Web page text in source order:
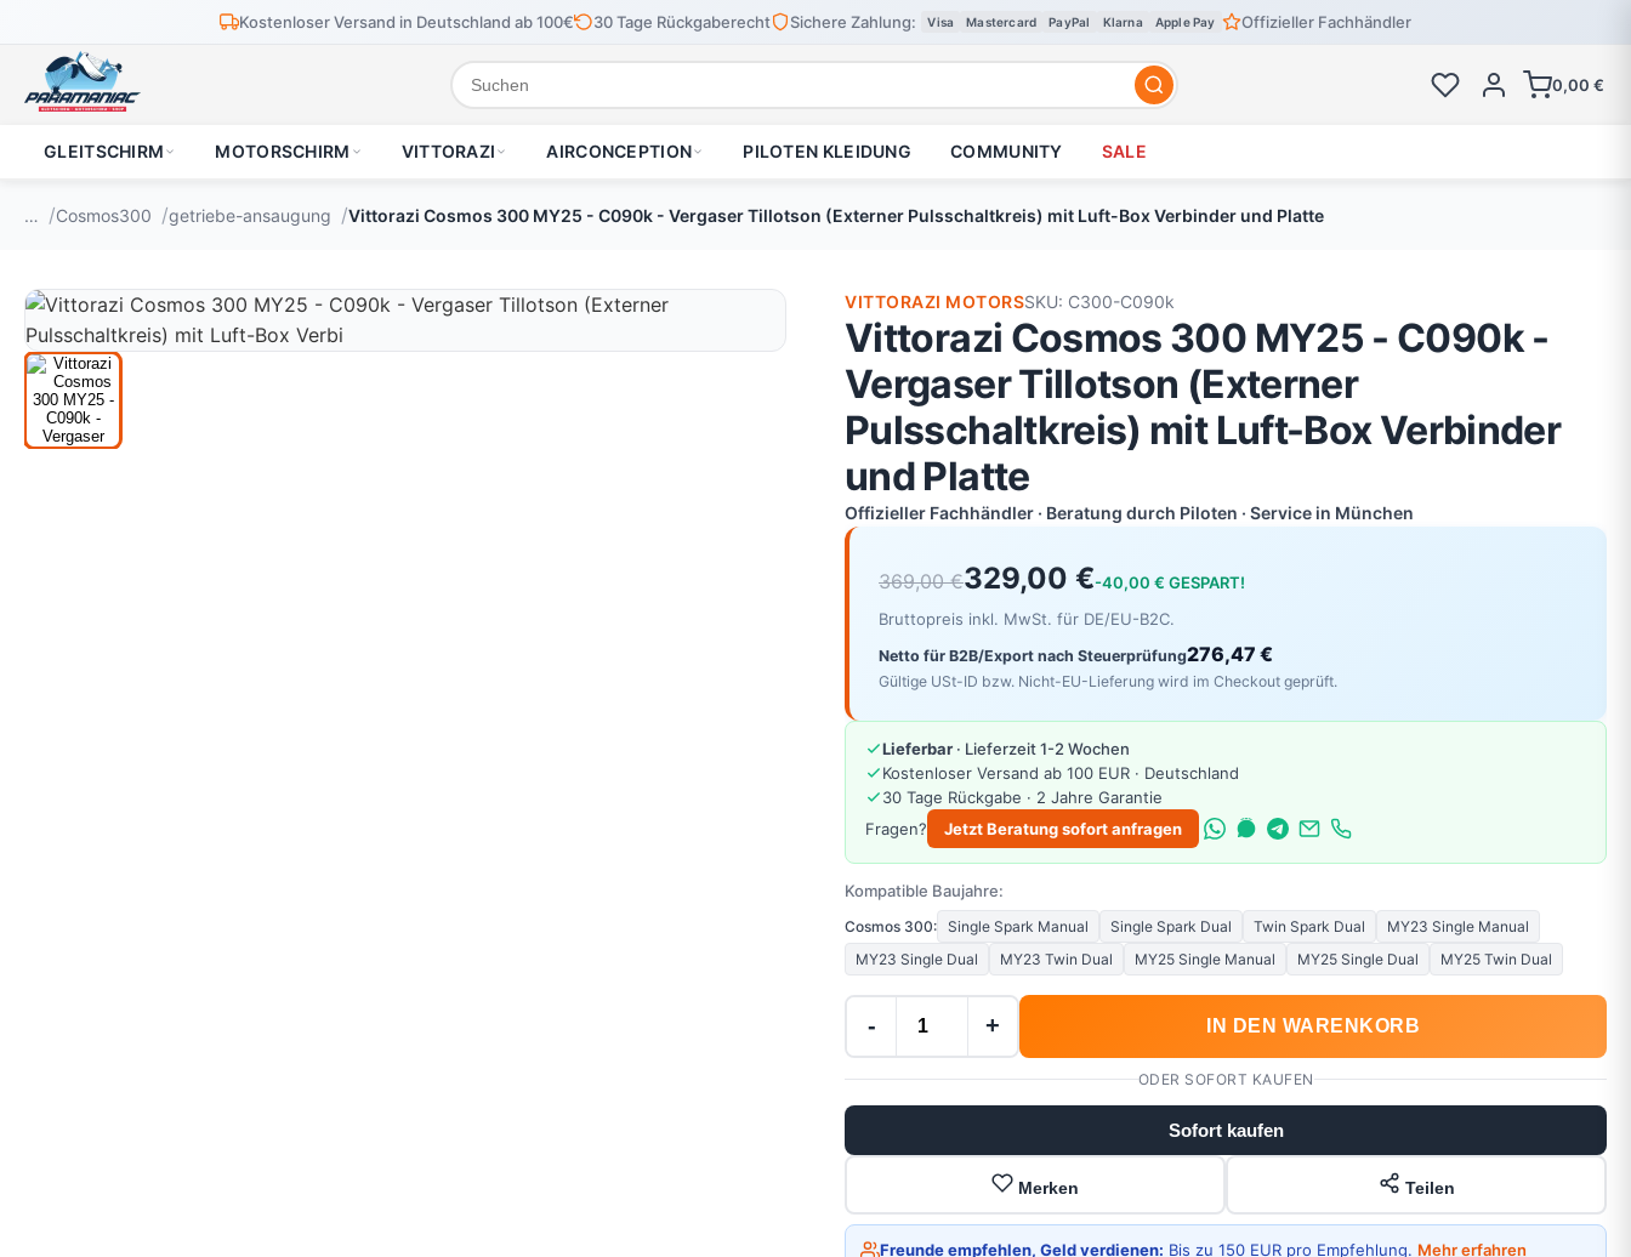
Kostenloser Versand in Deutschland ab 100€ 30 Tage Rückgaberecht Sichere Zahlung: Visa Mastercard PayPal Klarna Apple Pay Offizieller Fachhändler
0,00 €
GLEITSCHIRM MOTORSCHIRM VITTORAZI AIRCONCEPTION PILOTEN KLEIDUNG COMMUNITY SALE
… Cosmos300 getriebe-ansaugung Vittorazi Cosmos 300 MY25 - C090k - Vergaser Tillotson (Externer Pulsschaltkreis) mit Luft-Box Verbinder und Platte
VITTORAZI MOTORSSKU: C300-C090k
Vittorazi Cosmos 300 MY25 - C090k -
Vergaser Tillotson (Externer
Pulsschaltkreis) mit Luft-Box Verbinder
und Platte
Offizieller Fachhändler · Beratung durch Piloten · Service in München
369,00 €329,00 €-40,00 € GESPART!
Bruttopreis inkl. MwSt. für DE/EU-B2C.
Netto für B2B/Export nach Steuerprüfung276,47 €
Gültige USt-ID bzw. Nicht-EU-Lieferung wird im Checkout geprüft.
Lieferbar · Lieferzeit 1-2 Wochen
Kostenloser Versand ab 100 EUR · Deutschland
30 Tage Rückgabe · 2 Jahre Garantie
Fragen?
Jetzt Beratung sofort anfragen
Kompatible Baujahre:
Cosmos 300: Single Spark Manual Single Spark Dual Twin Spark Dual
MY23 Single Manual
MY23 Single Dual
MY23 Twin Dual MY25 Single Manual MY25 Single Dual MY25 Twin Dual
- + IN DEN WARENKORB
ODER SOFORT KAUFEN
Sofort kaufen
Merken Teilen
Freunde empfehlen, Geld verdienen: Bis zu 150 EUR pro Empfehlung. Mehr erfahren